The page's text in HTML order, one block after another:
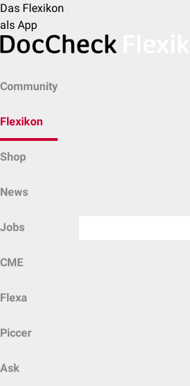
Das Flexikon
als App
Community
Flexikon
Shop
News
Jobs
CME
Flexa
Piccer
Ask